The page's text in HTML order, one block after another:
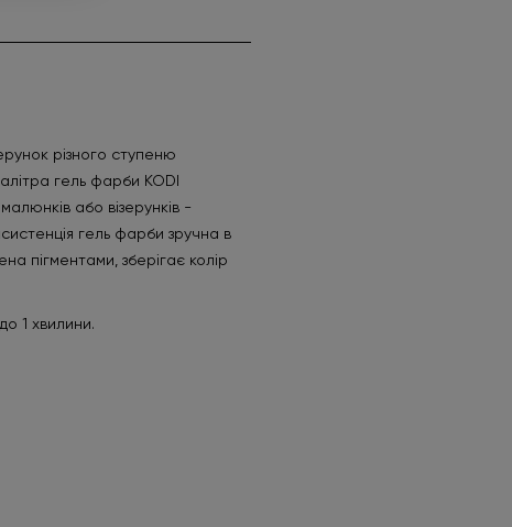
різного ступеню
гель фарби KODI
або візерунків -
гель фарби зручна в
пігментами, зберігає колір
1 хвилини.